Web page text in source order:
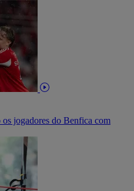
jogadores do Benfica com